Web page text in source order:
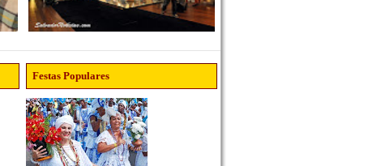
Festas Populares